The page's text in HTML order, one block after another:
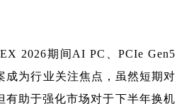
2026期间AI PC、PCIe Gen5
成为行业关注焦点，虽然短期对
有助于强化市场对于下半年换机